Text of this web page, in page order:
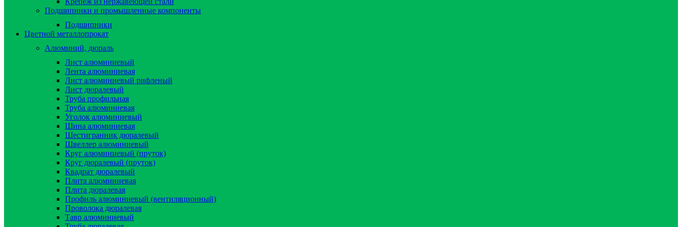
Подшипники и промышленные компоненты
Подшипники
Цветной металлопрокат
Алюминий, дюраль
Лист алюминиевый
Лента алюминиевая
Лист алюминиевый рифленый
Лист дюралевый
Труба профильная
Труба алюминиевая
Уголок алюминиевый
Шина алюминиевая
Шестигранник дюралевый
Швеллер алюминиевый
Круг алюминиевый (пруток)
Круг дюралевый (пруток)
Квадрат дюралевый
Плита алюминиевая
Плита дюралевая
Профиль алюминиевый (вентиляционный)
Проволока дюралевая
Тавр алюминиевый